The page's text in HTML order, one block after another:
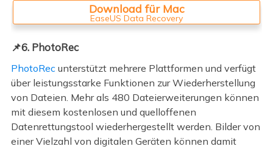
Download für Mac
EaseUS Data Recovery
📌6. PhotoRec
PhotoRec unterstützt mehrere Plattformen und verfügt
über leistungsstarke Funktionen zur Wiederherstellung
von Dateien. Mehr als 480 Dateierweiterungen können
mit diesem kostenlosen und quelloffenen
Datenrettungstool wiederhergestellt werden. Bilder von
einer Vielzahl von digitalen Geräten können damit